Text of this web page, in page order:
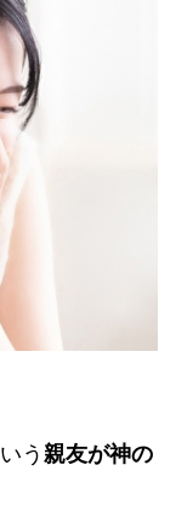
う 親友が神の